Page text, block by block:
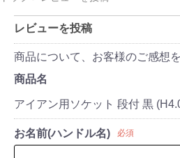
レビューを投稿
商品について、お客様のご感想
商品名
アイアン用ソケット 段付 黒
お名前(ハンドル名) 必須